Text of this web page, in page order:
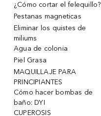
¿Cómo cortar el felequillo?
Pestanas magneticas
Eliminar los quistes de
miliums
Agua de colonia
Piel Grasa
MAQUILLAJE PARA
PRINCIPIANTES
Cómo hacer bombas de
baño: DYI
CUPEROSIS